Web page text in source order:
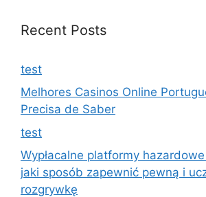
Recent Posts
test
Melhores Casinos Online
Precisa de Saber
test
Wypłacalne platformy
jaki sposób zapewnić pewną i
rozgrywkę